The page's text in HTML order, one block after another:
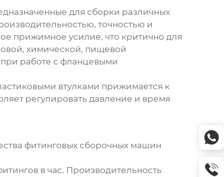
для сборки различных
точностью и
прижимное усилие, что критично для
химической, пищевой
работе с фланцевыми
втулками прижимается к
регулировать давление и время
фитинговых сборочных машин
в час. Производительность